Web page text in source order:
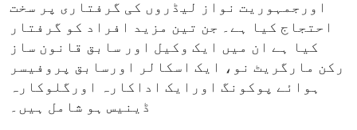
اورجمہوریت نواز لیڈروں کی گرفتاری پر سخت
احتجاج کیا ہے۔ جن تین مزید افراد کو گرفتار
کیا ہے ان میں ایک وکیل اور سابق قانون ساز
رکن مارگریٹ نو، ایک اسکالر اورسابق پروفیسر
ہوائے پوکونگ اورایک اداکارہ اورگلوکارہ
ڈینیس ہو شامل ہیں۔